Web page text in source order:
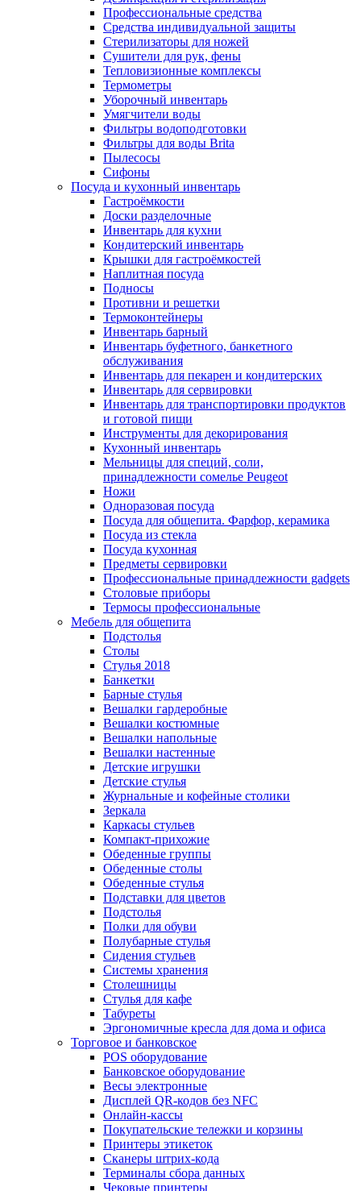
Профессиональные средства
Средства индивидуальной защиты
Стерилизаторы для ножей
Сушители для рук, фены
Тепловизионные комплексы
Термометры
Уборочный инвентарь
Умягчители воды
Фильтры водоподготовки
Фильтры для воды Brita
Пылесосы
Сифоны
Посуда и кухонный инвентарь
Гастроёмкости
Доски разделочные
Инвентарь для кухни
Кондитерский инвентарь
Крышки для гастроёмкостей
Наплитная посуда
Подносы
Противни и решетки
Термоконтейнеры
Инвентарь барный
Инвентарь буфетного, банкетного
обслуживания
Инвентарь для пекарен и кондитерских
Инвентарь для сервировки
Инвентарь для транспортировки продуктов
и готовой пищи
Инструменты для декорирования
Кухонный инвентарь
Мельницы для специй, соли,
принадлежности сомелье Peugeot
Ножи
Одноразовая посуда
Посуда для общепита. Фарфор, керамика
Посуда из стекла
Посуда кухонная
Предметы сервировки
Профессиональные принадлежности gadgets
Столовые приборы
Термосы профессиональные
Мебель для общепита
Подстолья
Столы
Стулья 2018
Банкетки
Барные стулья
Вешалки гардеробные
Вешалки костюмные
Вешалки напольные
Вешалки настенные
Детские игрушки
Детские стулья
Журнальные и кофейные столики
Зеркала
Каркасы стульев
Компакт-прихожие
Обеденные группы
Обеденные столы
Обеденные стулья
Подставки для цветов
Подстолья
Полки для обуви
Полубарные стулья
Сидения стульев
Системы хранения
Столешницы
Стулья для кафе
Табуреты
Эргономичные кресла для дома и офиса
Торговое и банковское
POS оборудование
Банковское оборудование
Весы электронные
Дисплей QR-кодов без NFC
Онлайн-кассы
Покупательские тележки и корзины
Принтеры этикеток
Сканеры штрих-кода
Терминалы сбора данных
Чековые принтеры